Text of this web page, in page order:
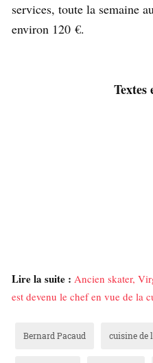
services, toute la semaine
environ 120 €.
Textes
Lire la suite : Ancien skater,
est devenu le chef en vue de la
Bernard Pacaud cuisine de